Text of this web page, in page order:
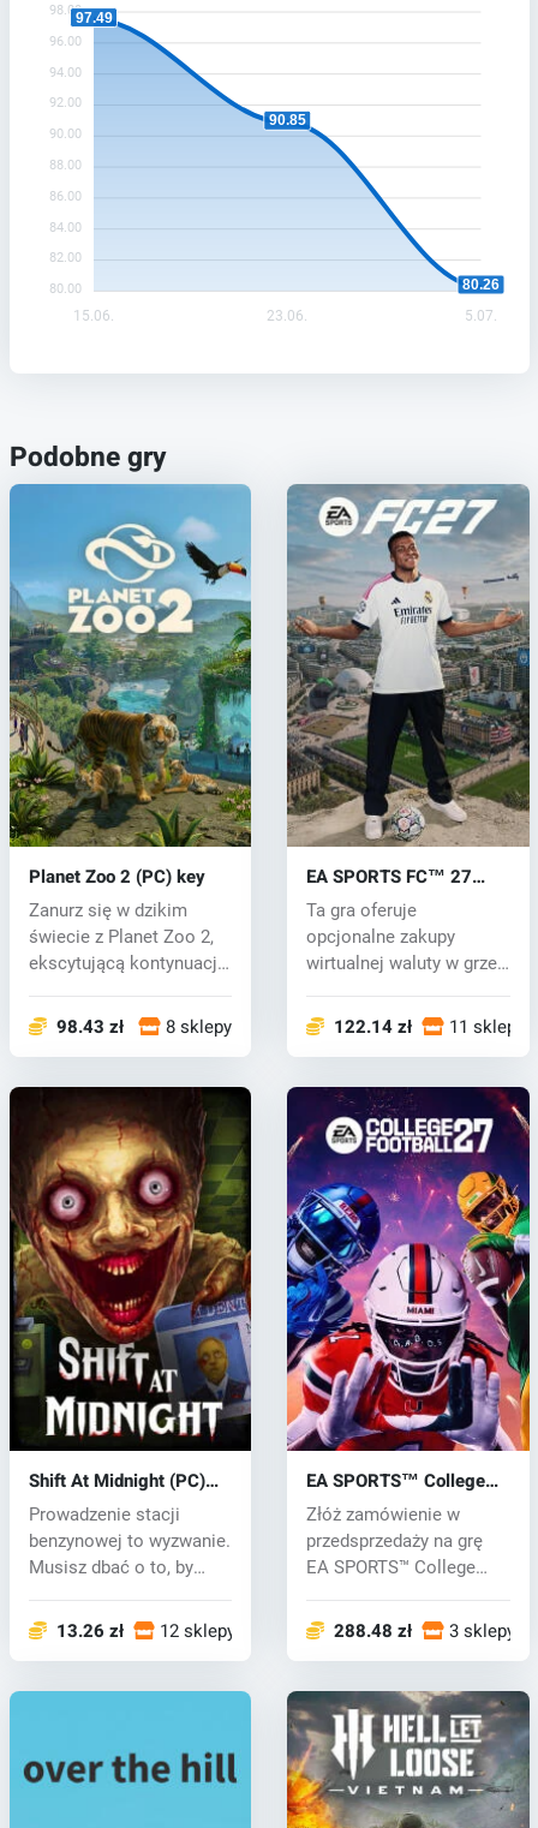
98.00
96.00
94.00
92.00
90.00
88.00
86.00
84.00
82.00
80.00
97.49
90.85
80.26
15.06.
23.06. 5.07.
Podobne gry
Planet Zoo 2 (PC) key
Zanurz się w dzikim
świecie z Planet Zoo 2,
ekscytującą kontynuacją
98.43 zł 8 sklepy
EA SPORTS FC™ 27
(PC) key
Ta gra oferuje
opcjonalne zakupy
wirtualnej waluty w grze,
122.14 zł 11 sklepy
Shift At Midnight (PC)
key
Prowadzenie stacji
benzynowej to wyzwanie.
Musisz dbać o to, by
13.26 zł 12 sklepy
EA SPORTS™ College
Football 27 (PC) key
Złóż zamówienie w
przedsprzedaży na grę
EA SPORTS™ College
288.48 zł 3 sklepy